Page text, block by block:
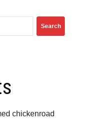
Search
chickenroad